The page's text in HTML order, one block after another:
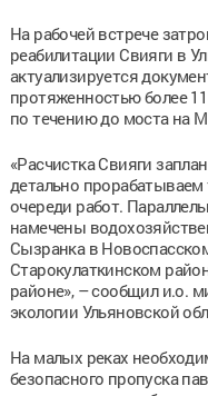
На рабочей встрече
реабилитации Свияги в
актуализируется
протяженностью более
по течению до моста на
«Расчистка Свияги
детально
очереди работ.
намечены
Сызранка в
Старокулаткинском
районе», – сообщил и.о.
экологии Ульяновской
На малых реках
безопасного пропуска